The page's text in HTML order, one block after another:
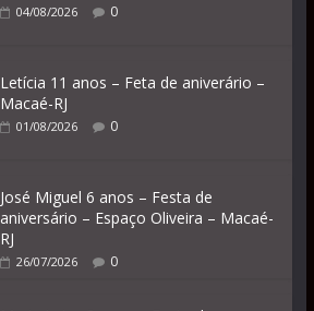
04/08/2026 0
Letícia 11 anos – Feta de aniverário –
Macaé-RJ
01/08/2026 0
José Miguel 6 anos – Festa de
aniversário – Espaço Oliveira – Macaé-
RJ
26/07/2026 0